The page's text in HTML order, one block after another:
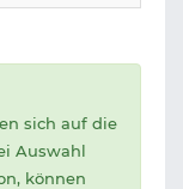
sich auf die
Auswahl
können